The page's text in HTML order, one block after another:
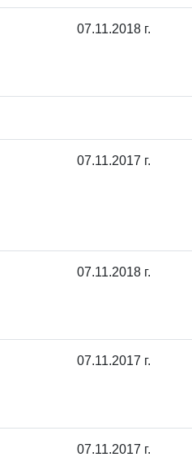
07.11.2018 г.
07.11.2017 г.
07.11.2018 г.
07.11.2017 г.
07.11.2017 г.